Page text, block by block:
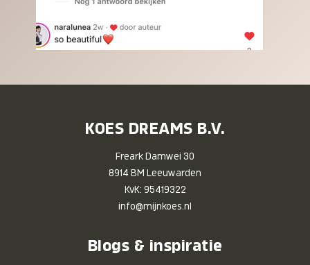
KOES DREAMS B.V.
Freark Damwei 30
8914 BM Leeuwarden
KvK: 95419322
info@mijnkoes.nl
Blogs & inspiratie